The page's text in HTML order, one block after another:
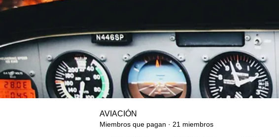
AVIACIÓN
Miembros que pagan · 21 miembros